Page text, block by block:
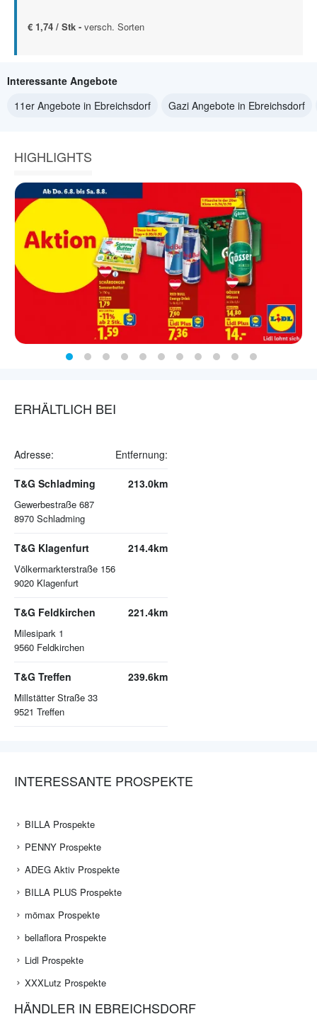
€ 1,74 / Stk - versch. Sorten
Interessante Angebote
11er Angebote in Ebreichsdorf
Gazi Angebote in Ebreichsdorf
HIGHLIGHTS
ERHÄLTLICH BEI
Adresse: Entfernung:
T&G Schladming
Gewerbestraße 687
8970 Schladming
213.0km
T&G Klagenfurt
Völkermarkterstraße 156
9020 Klagenfurt
214.4km
T&G Feldkirchen
Milesipark 1
9560 Feldkirchen
221.4km
T&G Treffen
Millstätter Straße 33
9521 Treffen
239.6km
INTERESSANTE PROSPEKTE
BILLA Prospekte
PENNY Prospekte
ADEG Aktiv Prospekte
BILLA PLUS Prospekte
mömax Prospekte
bellaflora Prospekte
Lidl Prospekte
XXXLutz Prospekte
HÄNDLER IN EBREICHSDORF